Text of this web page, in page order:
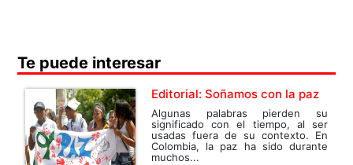
Te puede interesar
Editorial: Soñamos con la paz
Algunas palabras pierden su
significado con el tiempo, al ser
usadas fuera de su contexto. En
Colombia, la paz ha sido durante
muchos...